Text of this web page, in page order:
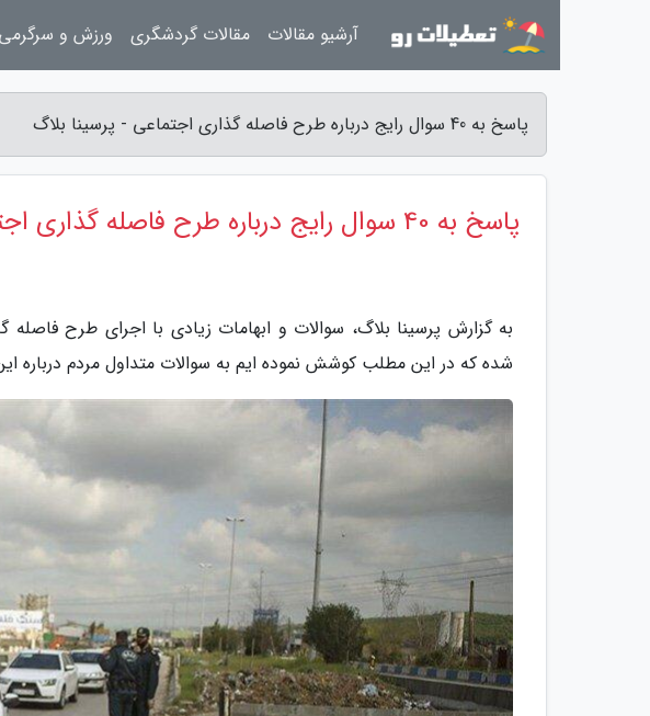
پاسخ به 40 سوال رایج درباره طرح فاصله گذاری اجتماعی - پرسینا بلاگ
پاسخ به 40 سوال رایج درباره طرح فاصله گذاری اجتماعی
به گزارش پرسینا بلاگ، سوالات و ابهامات زیادی با اجرای طرح
شده که در این مطلب کوشش نموده ایم به سوالات متداول مردم درباره
آرشیو مقالات مقالات گردشگری ورزش و سرگرمی